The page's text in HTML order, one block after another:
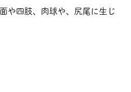
や四肢、肉球や、尻尾に生じ